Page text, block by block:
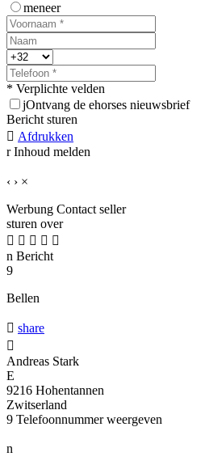
meneer
* Verplichte velden
jOntvang de ehorses nieuwsbrief
Bericht sturen
 Afdrukken
r Inhoud melden
‹ › ×
Werbung Contact seller
sturen over
    
n Bericht
9
Bellen
 share

Andreas Stark
E
9216 Hohentannen
Zwitserland
9 Telefoonnummer weergeven
n